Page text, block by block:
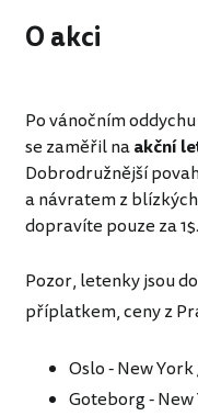
O akci
Po vánočním
se zaměřil naakční
Dobrodružnější
a návratem z
dopravíte pouze za 1$.
Pozor, letenky jsou
příplatkem, ceny z
Oslo - New
Goteborg -